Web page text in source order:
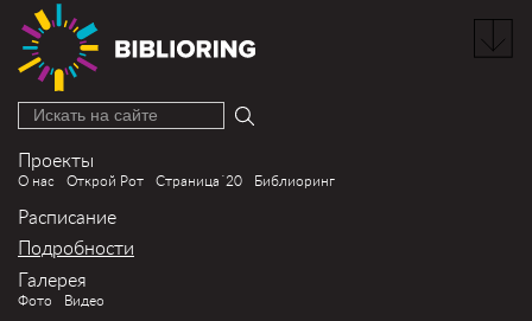
Искать на сайте
Проекты
О нас Открой Рот Страница´20 Библиоринг
Расписание
Подробности
Галерея
Фото Видео